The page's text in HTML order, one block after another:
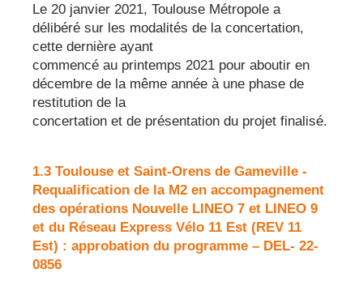
Le 20 janvier 2021, Toulouse Métropole a
délibéré sur les modalités de la concertation,
cette dernière ayant
commencé au printemps 2021 pour aboutir en
décembre de la même année à une phase de
restitution de la
concertation et de présentation du projet finalisé.
1.3 Toulouse et Saint-Orens de Gameville -
Requalification de la M2 en accompagnement
des opérations Nouvelle LINEO 7 et LINEO 9
et du Réseau Express Vélo 11 Est (REV 11
Est) : approbation du programme – DEL- 22-
0856